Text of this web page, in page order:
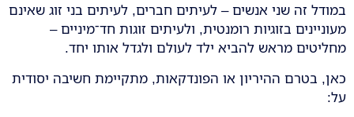
במודל זה שני אנשים – לעיתים חברים, לעיתים בני זוג שאינם
מעוניינים בזוגיות רומנטית, ולעיתים זוגות חד־מיניים –
מחליטים מראש להביא ילד לעולם ולגדל אותו יחד.
כאן, בטרם ההיריון או הפונדקאות, מתקיימת חשיבה יסודית
על: